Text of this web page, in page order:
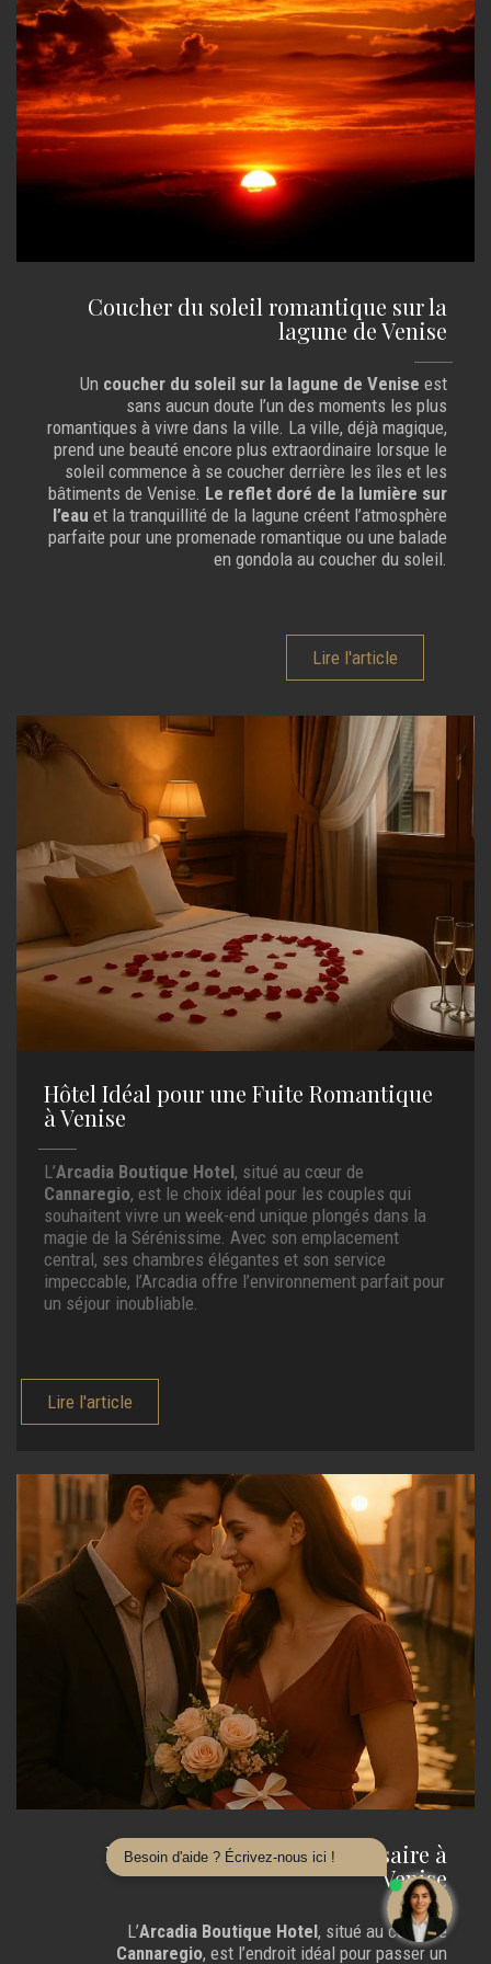
Coucher du soleil romantique sur la
lagune de Venise
Un coucher du soleil sur la lagune de Venise est
sans aucun doute l’un des moments les plus
romantiques à vivre dans la ville. La ville, déjà magique,
prend une beauté encore plus extraordinaire lorsque le
soleil commence à se coucher derrière les îles et les
bâtiments de Venise. Le reflet doré de la lumière sur
l’eau et la tranquillité de la lagune créent l’atmosphère
parfaite pour une promenade romantique ou une balade
en gondola au coucher du soleil.
Lire l'article
Hôtel Idéal pour une Fuite Romantique
à Venise
L’Arcadia Boutique Hotel, situé au cœur de
Cannaregio, est le choix idéal pour les couples qui
souhaitent vivre un week-end unique plongés dans la
magie de la Sérénissime. Avec son emplacement
central, ses chambres élégantes et son service
impeccable, l’Arcadia offre l’environnement parfait pour
un séjour inoubliable.
Lire l'article
Hôtel Idéal pour un Anniversaire à
Venise
L’Arcadia Boutique Hotel, situé au cœur de
Cannaregio, est l’endroit idéal pour passer un
Besoin d'aide ? Écrivez-nous ici !